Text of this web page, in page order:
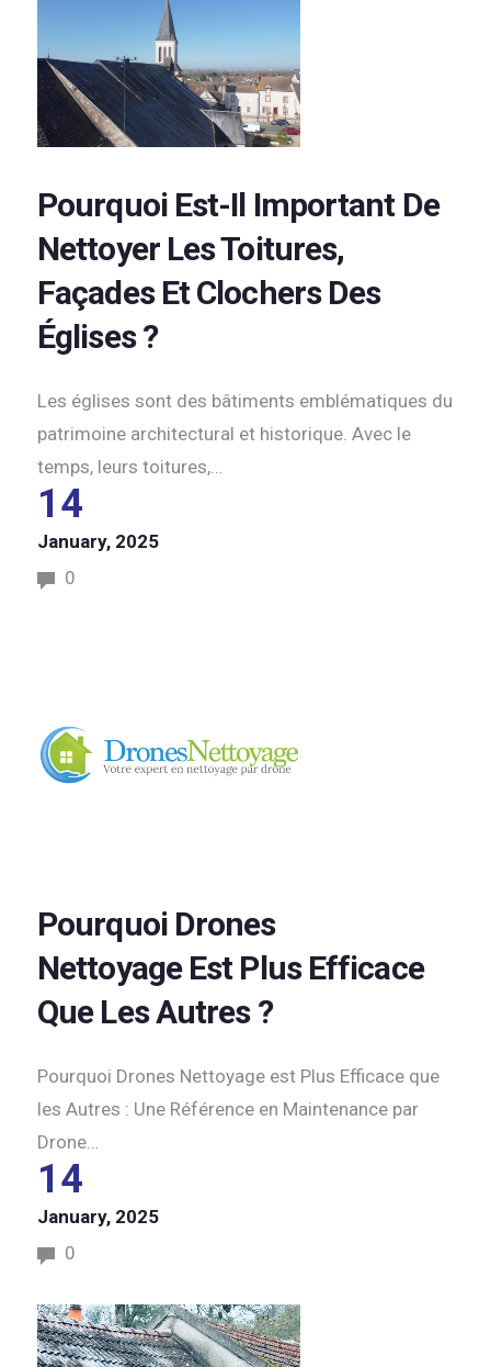
Pourquoi Est-Il Important De
Nettoyer Les Toitures,
Façades Et Clochers Des
Églises ?
Les églises sont des bâtiments emblématiques du
patrimoine architectural et historique. Avec le
temps, leurs toitures,…
14
January, 2025
0
Pourquoi Drones
Nettoyage Est Plus Efficace
Que Les Autres ?
Pourquoi Drones Nettoyage est Plus Efficace que
les Autres : Une Référence en Maintenance par
Drone…
14
January, 2025
0